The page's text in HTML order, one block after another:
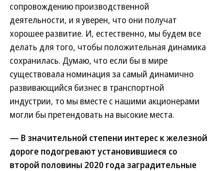
сопровождению производственной
деятельности, и я уверен, что они получат
хорошее развитие. И, естественно, мы будем все
делать для того, чтобы положительная динамика
сохранилась. Думаю, что если бы в мире
существовала номинация за самый динамично
развивающийся бизнес в транспортной
индустрии, то мы вместе с нашими акционерами
могли бы претендовать на высокие места.
— В значительной степени интерес к железной
дороге подогревают установившиеся со
второй половины 2020 года заградительные